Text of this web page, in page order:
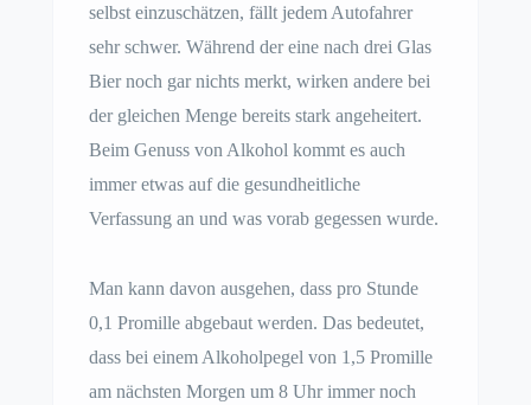
selbst einzuschätzen, fällt jedem Autofahrer
sehr schwer. Während der eine nach drei Glas
Bier noch gar nichts merkt, wirken andere bei
der gleichen Menge bereits stark angeheitert.
Beim Genuss von Alkohol kommt es auch
immer etwas auf die gesundheitliche
Verfassung an und was vorab gegessen wurde.
Man kann davon ausgehen, dass pro Stunde
0,1 Promille abgebaut werden. Das bedeutet,
dass bei einem Alkoholpegel von 1,5 Promille
am nächsten Morgen um 8 Uhr immer noch